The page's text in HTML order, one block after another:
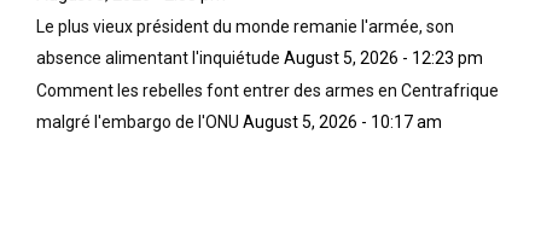
Le plus vieux président du monde remanie l'armée, son
absence alimentant l'inquiétude August 5, 2026 - 12:23 pm
Comment les rebelles font entrer des armes en Centrafrique
malgré l'embargo de l'ONU August 5, 2026 - 10:17 am